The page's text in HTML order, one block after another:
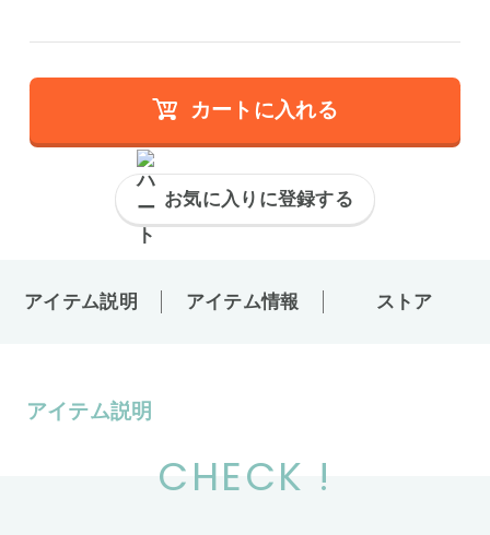
カートに入れる
お気に入りに登録する
アイテム説明 アイテム情報 ストア
アイテム説明
CHECK !